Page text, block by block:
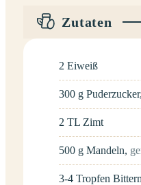
Zutaten
2 Eiweiß
300 g Puderzucker,
2 TL Zimt
500 g Mandeln,
3-4 Tropfen